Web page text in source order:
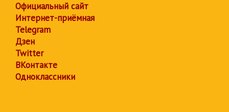
Официальный сайт
Интернет-приёмная
Telegram
Дзен
Twitter
ВКонтакте
Одноклассники